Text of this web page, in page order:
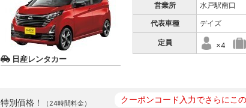
日産レンタカー
営業所
水戸駅南口
代表車種
デイズ
定員 ×4
特別価格！ （24時間料金） クーポンコード入力でさらにこ